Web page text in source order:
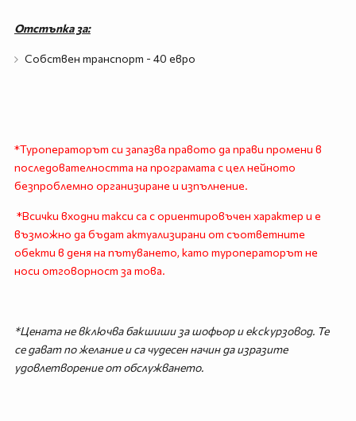
Отстъпка за:
Собствен транспорт - 40 евро
*Туроператорът си запазва правото да прави промени в
последователността на програмата с цел нейното
безпроблемно организиране и изпълнение.
*Всички входни такси са с ориентировъчен характер и е
възможно да бъдат актуализирани от съответните
обекти в деня на пътуването, като туроператорът не
носи отговорност за това.
*Цената не включва бакшиши за шофьор и екскурзовод. Те
се дават по желание и са чудесен начин да изразите
удовлетворение от обслужването.